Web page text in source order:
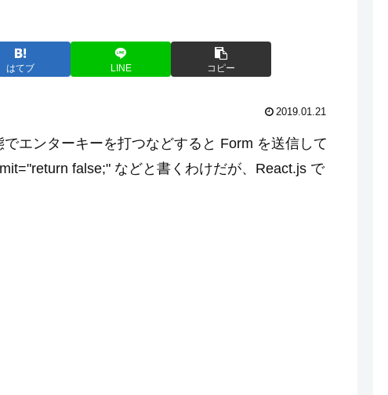
はてブ LINE コピー
2019.01.21
エンターキーを打つなどすると Form を送信して
false;" などと書くわけだが、React.js で